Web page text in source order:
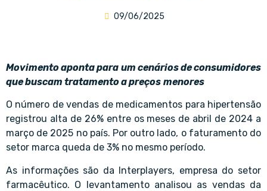
09/06/2025
Movimento aponta para um cenários de consumidores
que buscam tratamento a preços menores
O número de vendas de medicamentos para hipertensão
registrou alta de 26% entre os meses de abril de 2024 a
março de 2025 no país. Por outro lado, o faturamento do
setor marca queda de 3% no mesmo período.
As informações são da Interplayers, empresa do setor
farmacêutico. O levantamento analisou as vendas da